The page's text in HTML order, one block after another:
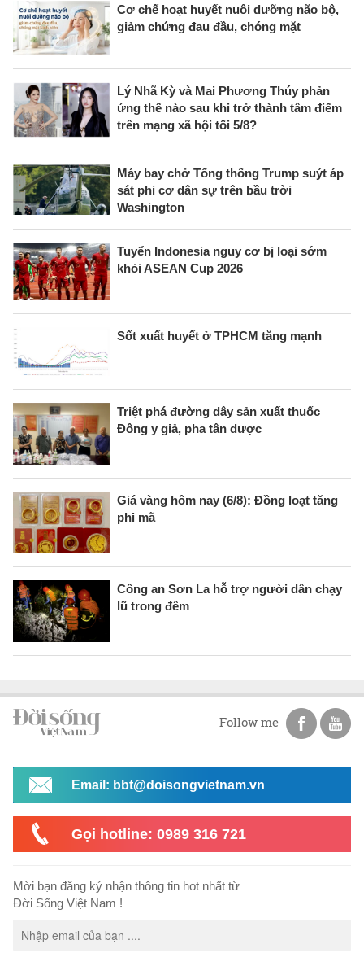
Cơ chế hoạt huyết nuôi dưỡng não bộ,
giảm chứng đau đầu, chóng mặt
Lý Nhã Kỳ và Mai Phương Thúy phản
ứng thế nào sau khi trở thành tâm điểm
trên mạng xã hội tối 5/8?
Máy bay chở Tổng thống Trump suýt áp
sát phi cơ dân sự trên bầu trời
Washington
Tuyển Indonesia nguy cơ bị loại sớm
khỏi ASEAN Cup 2026
Sốt xuất huyết ở TPHCM tăng mạnh
Triệt phá đường dây sản xuất thuốc
Đông y giả, pha tân dược
Giá vàng hôm nay (6/8): Đồng loạt tăng
phi mã
Công an Sơn La hỗ trợ người dân chạy
lũ trong đêm
Follow me
Email: bbt@doisongvietnam.vn
Gọi hotline: 0989 316 721
Mời bạn đăng ký nhận thông tin hot nhất từ
Đời Sống Việt Nam !